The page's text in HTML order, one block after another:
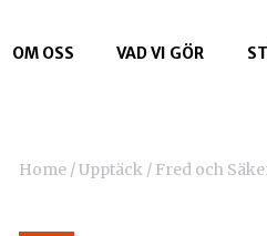
OM OSS VAD VI GÖR
Home/Upptäck/ Fred och